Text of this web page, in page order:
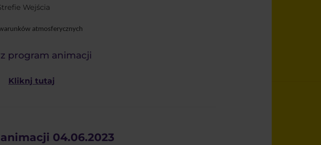
Wejścia
atmosferycznych
program animacji
Kliknj tutaj
04.06.2023